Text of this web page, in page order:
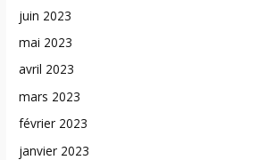
juin 2023
mai 2023
avril 2023
mars 2023
février 2023
janvier 2023